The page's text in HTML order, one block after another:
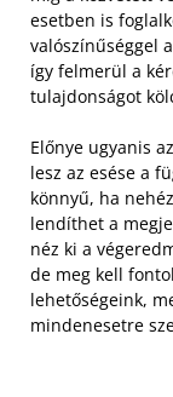
esetben is
valószínűséggel
így felmerül a
tulajdonságot
Előnye ugyanis
lesz az esése a
könnyű, ha
lendíthet a
néz ki a
de meg kell
lehetőségeink,
mindenesetre